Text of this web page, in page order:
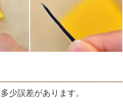
誤差があります。